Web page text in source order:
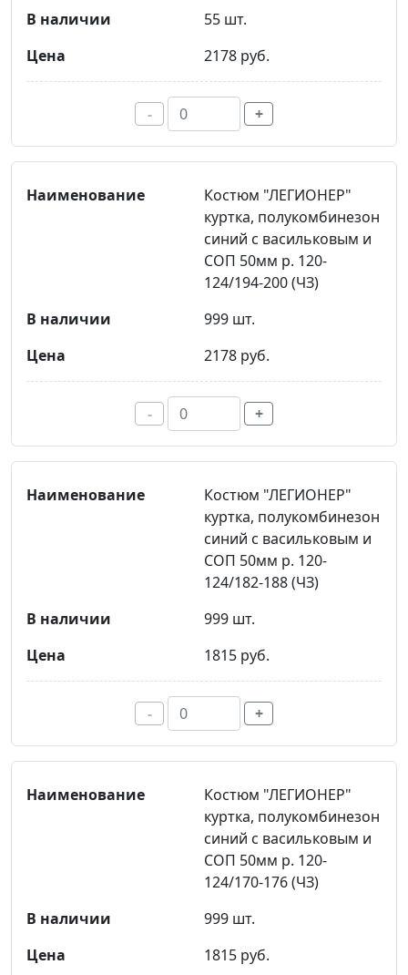
55 шт.
2178 руб.
- +
Костюм "ЛЕГИОНЕР"
куртка, полукомбинезон
синий с васильковым и
СОП 50мм р. 120-
124/194-200 (ЧЗ)
999 шт.
2178 руб.
- +
Костюм "ЛЕГИОНЕР"
куртка, полукомбинезон
синий с васильковым и
СОП 50мм р. 120-
124/182-188 (ЧЗ)
999 шт.
1815 руб.
- +
Костюм "ЛЕГИОНЕР"
куртка, полукомбинезон
синий с васильковым и
СОП 50мм р. 120-
124/170-176 (ЧЗ)
999 шт.
1815 руб.